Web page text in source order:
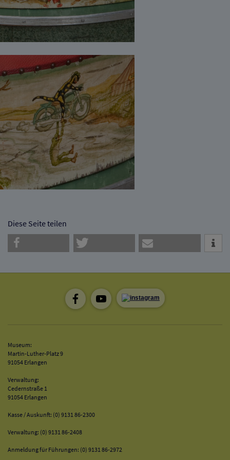
Diese Seite teilen
Museum:
Martin-Luther-Platz 9
91054 Erlangen
Verwaltung:
Cedernstraße 1
91054 Erlangen
Kasse / Auskunft: (0) 9131 86-2300
Verwaltung: (0) 9131 86-2408
Anmeldung für Führungen: (0) 9131 86-2972